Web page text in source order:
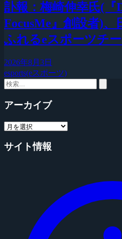
訃報：梅崎伸幸氏(『
FocusMe』創設者)、
ふれるeスポーツチ
2026年8月3日
esports(eスポーツ)
アーカイブ
サイト情報